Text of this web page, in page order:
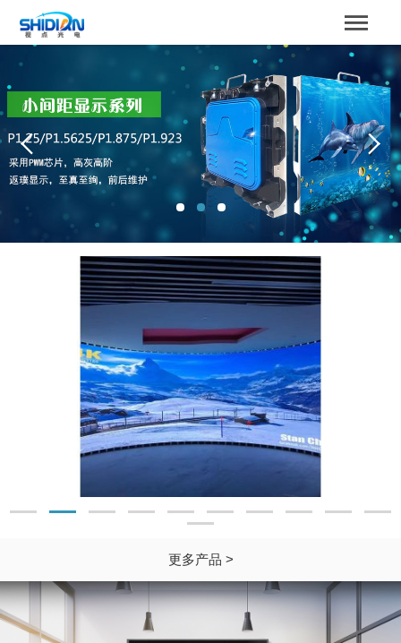
网站首页
关于我们
产品中心
成功案例
新闻资讯
服务支持
联系我们
更多产品 >